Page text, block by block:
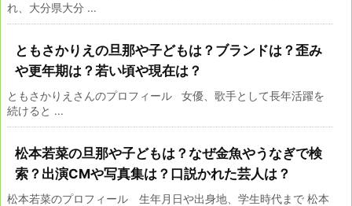
れ、大分県大分 ...
ともさかりえの旦那や子どもは？ブランドは？歪み
や更年期は？若い頃や現在は？
ともさかりえさんのプロフィール 女優、歌手として長年活躍を
続けると ...
松本若菜の旦那や子どもは？なぜ金魚やうなぎで検
索？出演CMや写真集は？口説かれた芸人は？
松本若菜のプロフィール 生年月日や出身地、学生時代まで 松本